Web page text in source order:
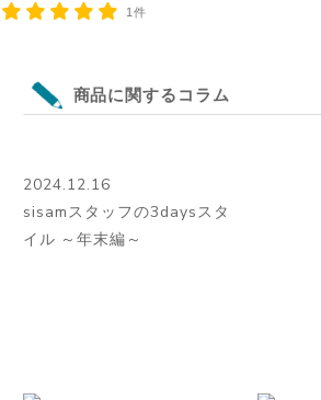
1件
商品に関するコラム
2024.12.16
sisamスタッフの3daysスタ
イル ～年末編～